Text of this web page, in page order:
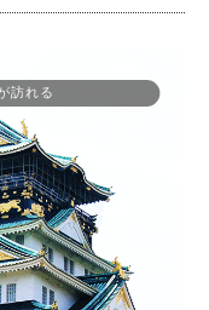
訪れる